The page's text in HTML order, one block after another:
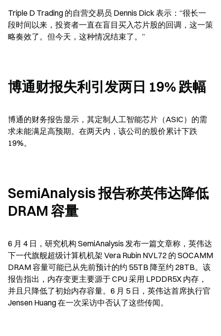
Triple D Trading 的自营交易员 Dennis Dick 表示：“很长一
段时间以来，投资者一直在盲目买入芯片股的回调，这一策
略奏效了。但今天，这种情况结束了。”
博通财报失利引发两日 19% 跌幅
博通的财务报告显示，其定制人工智能芯片（ASIC）的需
求未能满足高预期。在两天内，该公司的股价累计下跌
19%。
SemiAnalysis 报告称英伟达降低
DRAM 容量
6 月 4 日，研究机构 SemiAnalysis 发布一篇文章称，英伟达
下一代旗舰超级计算机机架 Vera Rubin NVL72 的 SOCAMM
DRAM 容量可能已从先前预计的约 55TB 降至约 28TB。该
报告指出，内存变更主要源于 CPU 采用 LPDDR5X 内存，
并且只降低了初始内存容量。6 月 5 日，英伟达首席执行官
Jensen Huang 在一次采访中否认了这些传闻。